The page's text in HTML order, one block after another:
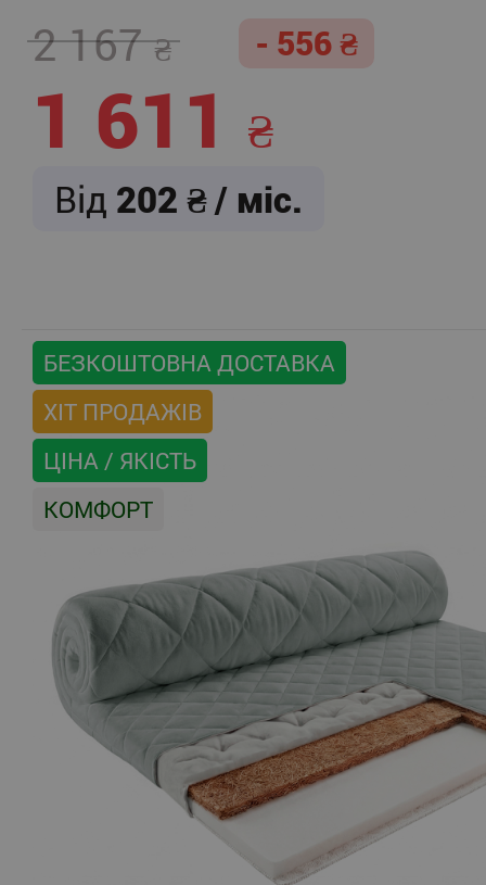
2 167 - 556
1 611
Від 202 / міс.
БЕЗКОШТОВНА ДОСТАВКА
ХІТ ПРОДАЖІВ
ЦІНА / ЯКІСТЬ
КОМФОРТ